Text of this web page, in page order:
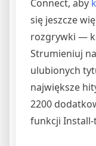
Connect, aby
się jeszcze
rozgrywki —
Strumieniuj
ulubionych
największe
2200
funkcji Install-